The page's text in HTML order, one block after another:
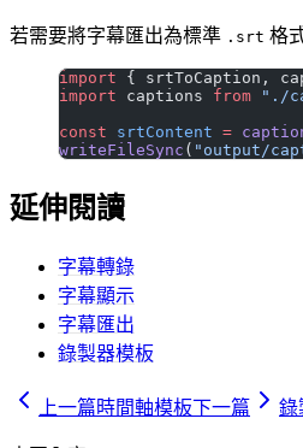
若需要將字幕匯出為標準 .srt 格
import { srtToCaption,
import captions from "./
const srtContent =
writeFileSync ( "output/
延伸閱讀
字幕轉錄
字幕顯示
字幕匯出
錄製器模板
上一篇時間軸模板下一篇 錄